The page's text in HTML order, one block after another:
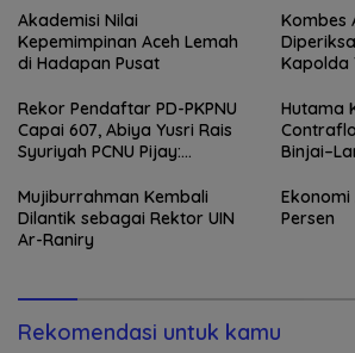
Akademisi Nilai
Kepemimpinan Aceh Lemah
di Hadapan Pusat
Kombes
Kapolda
Rekor Pendaftar PD-PKPNU
Capai 607, Abiya Yusri Rais
Syuriyah PCNU Pijay:
Jantung Jam’iyah
Hutama
Mujiburrahman Kembali
Dilantik sebagai Rektor UIN
Ar-Raniry
Ekonomi
Persen
Rekomendasi untuk kamu